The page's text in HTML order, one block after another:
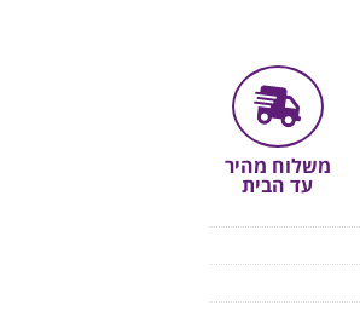
משלוח מהיר
עד הבית